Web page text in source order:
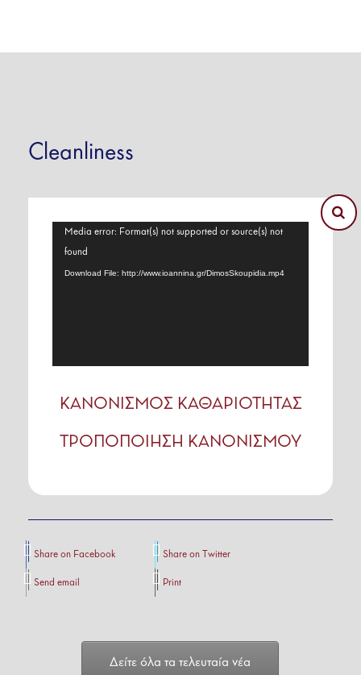
Cleanliness
Video
Player
Media error: Format(s) not supported or source(s) not
found
Download File: http://www.ioannina.gr/DimosSkoupidia.mp4
ΚΑΝΟΝΙΣΜΟΣ ΚΑΘΑΡΙΟΤΗΤΑΣ
ΤΡΟΠΟΠΟΙΗΣΗ ΚΑΝΟΝΙΣΜΟΥ
Share on Facebook Share on Twitter
Send email Print
Δείτε όλα τα τελευταία νέα